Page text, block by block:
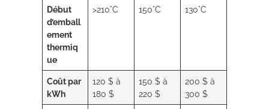
Début
d’emball
ement
thermiq
ue
>210°C 150°C 130°C
Coût par
kWh
120 $ à
180 $
150 $ à
220 $
200 $ à
300 $